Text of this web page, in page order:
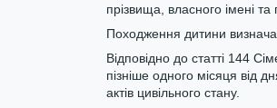
прізвища, власного імені та
Походження дитини
Відповідно до статті 144
пізніше одного місяця від
актів цивільного стану.